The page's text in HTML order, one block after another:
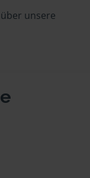
unsere